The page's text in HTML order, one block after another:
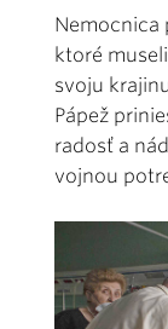
Nemocnica
ktoré
svoju
Pápež
radosť a
vojnou